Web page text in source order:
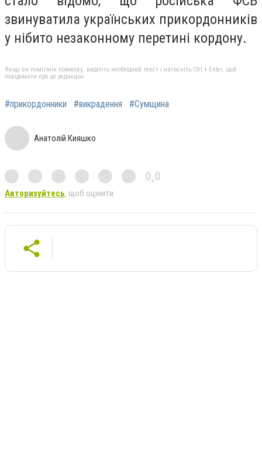
звинуватила українських прикордонників
у нібито незаконному перетині кордону.
Якщо ви помітили помилку, виділіть необхідний текст і натисніть Ctrl + Enter, щоб
повідомити про це редакцію
#прикордонники #викрадення #Сумщина
Анатолій Кияшко
0,0
Авторизуйтесь, щоб оцінити